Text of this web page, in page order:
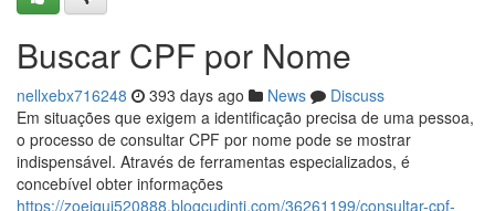
Buscar CPF por Nome
nellxebx716248 393 days ago News
Discuss
Em situações que exigem a identificação precisa de uma pessoa,
o processo de consultar CPF por nome pode se mostrar
indispensável. Através de ferramentas especializados, é
concebível obter informações
https://zoeiqui520888.blogcudinti.com/36261199/consultar-cpf-